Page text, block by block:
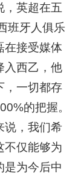
，英超在五
班牙人俱乐
在接受媒体
入西乙，他
，一切都存
的把握。
说，我们希
不仅能够为
是为今后中